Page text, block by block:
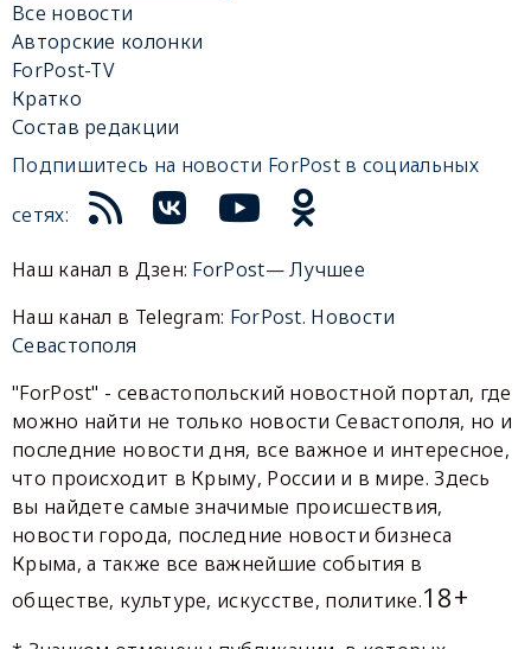
Все новости
Авторские колонки
ForPost-TV
Кратко
Состав редакции
Подпишитесь на новости ForPost в социальных
сетях:
Наш канал в Дзен: ForPost— Лучшее
Наш канал в Telegram: ForPost. Новости
Севастополя
"ForPost" - севастопольский новостной портал, где
можно найти не только новости Севастополя, но и
последние новости дня, все важное и интересное,
что происходит в Крыму, России и в мире. Здесь
вы найдете самые значимые происшествия,
новости города, последние новости бизнеса
Крыма, а также все важнейшие события в
обществе, культуре, искусстве, политике.18+